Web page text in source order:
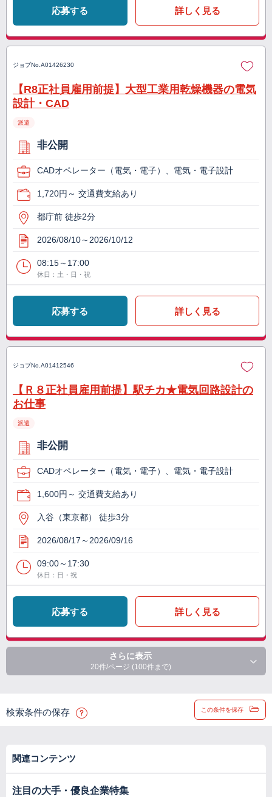
応募する 詳しく見る
ジョブNo. A01426230
【R8正社員雇用前提】大型工業用乾燥機器の電気
設計・CAD
派遣
非公開
CADオペレーター（電気・電子）、電気・電子設計
1,720円～ 交通費支給あり
都庁前 徒歩2分
2026/08/10～2026/10/12
08:15～17:00
休日：土・日・祝
応募する 詳しく見る
ジョブNo. A01412546
【Ｒ８正社員雇用前提】駅チカ★電気回路設計の
お仕事
派遣
非公開
CADオペレーター（電気・電子）、電気・電子設計
1,600円～ 交通費支給あり
入谷（東京都） 徒歩3分
2026/08/17～2026/09/16
09:00～17:30
休日：日・祝
応募する 詳しく見る
さらに表示
20件/ページ (100件まで)
検索条件の保存 この条件を保存
関連コンテンツ
注目の大手・優良企業特集